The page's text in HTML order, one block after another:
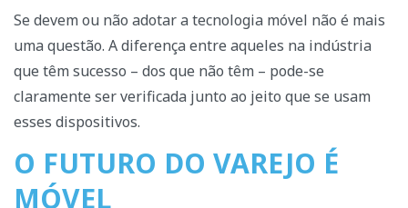
Se devem ou não adotar a tecnologia móvel não é mais
uma questão. A diferença entre aqueles na indústria
que têm sucesso – dos que não têm – pode-se
claramente ser verificada junto ao jeito que se usam
esses dispositivos.
O FUTURO DO VAREJO É
MÓVEL